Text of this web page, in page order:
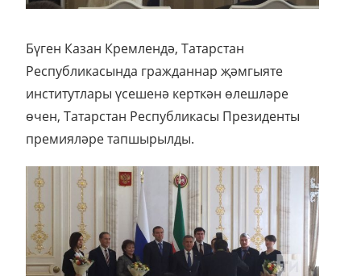
Бүген Казан Кремлендә, Татарстан
Республикасында гражданнар җәмгыяте
институтлары үсешенә керткән өлешләре
өчен, Татарстан Республикасы Президенты
премияләре тапшырылды.